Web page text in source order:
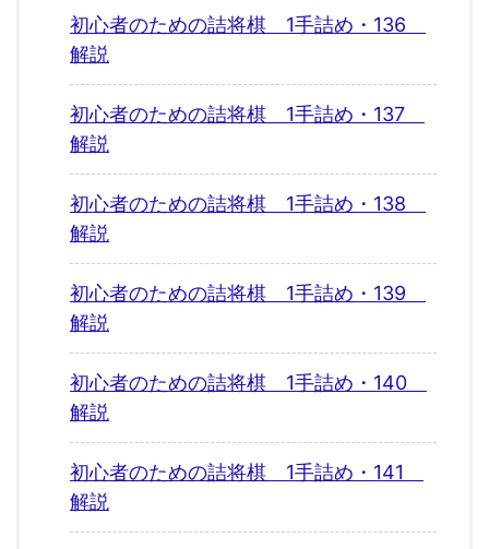
初心者のための詰将棋 1手詰め・136
解説
初心者のための詰将棋 1手詰め・137
解説
初心者のための詰将棋 1手詰め・138
解説
初心者のための詰将棋 1手詰め・139
解説
初心者のための詰将棋 1手詰め・140
解説
初心者のための詰将棋 1手詰め・141
解説